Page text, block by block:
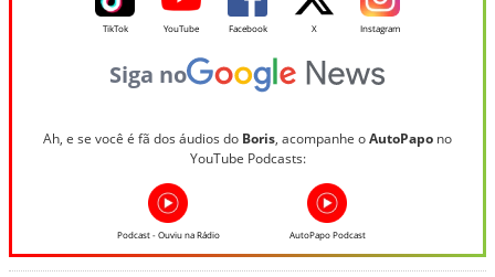
TikTok YouTube Facebook X Instagram
Siga no
Ah, e se você é fã dos áudios do Boris, acompanhe oAutoPapo no
YouTube Podcasts:
Podcast - Ouviu na Rádio AutoPapo Podcast